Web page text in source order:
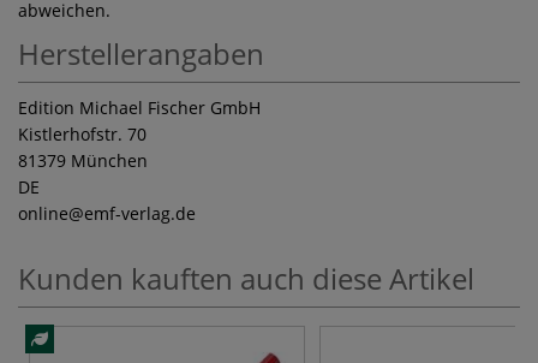
abweichen.
Herstellerangaben
Edition Michael Fischer GmbH
Kistlerhofstr. 70
81379 München
DE
online@emf-verlag.de
Kunden kauften auch diese Artikel